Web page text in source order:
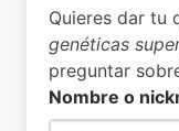
Quieres dar tu
genéticas
preguntar
Nombre o